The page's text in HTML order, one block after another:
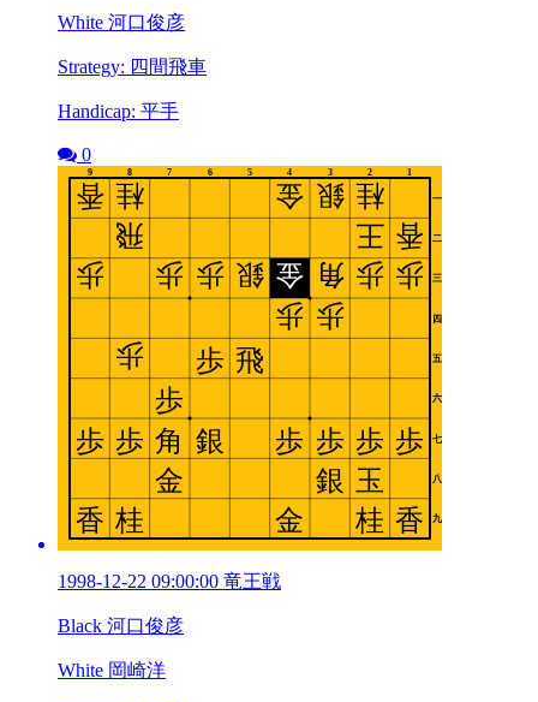
White 河口俊彦
Strategy: 四間飛車
Handicap: 平手
0
1998-12-22 09:00:00 竜王戦
Black 河口俊彦
White 岡崎洋